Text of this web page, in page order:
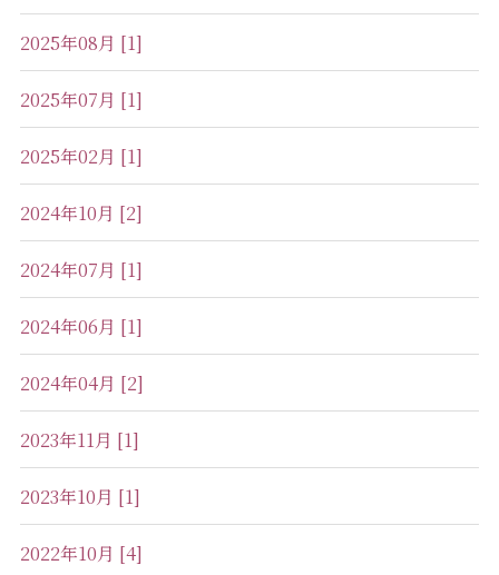
2025年08月 [1]
2025年07月 [1]
2025年02月 [1]
2024年10月 [2]
2024年07月 [1]
2024年06月 [1]
2024年04月 [2]
2023年11月 [1]
2023年10月 [1]
2022年10月 [4]